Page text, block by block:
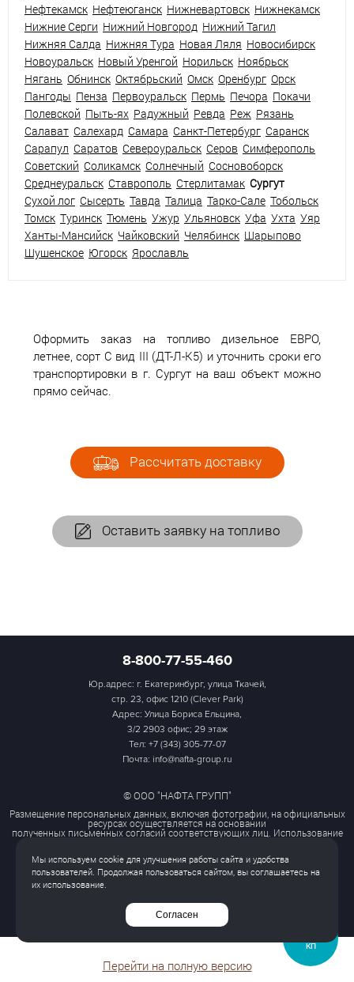
Нефтекамск Нефтеюганск Нижневартовск Нижнекамск
Нижние Серги Нижний Новгород Нижний Тагил
Нижняя Салда Нижняя Тура Новая Ляля Новосибирск
Новоуральск Новый Уренгой Норильск Ноябрьск
Нягань Обнинск Октябрьский Омск Оренбург Орск
Пангоды Пенза Первоуральск Пермь Печора Покачи
Полевской Пыть-ях Радужный Ревда Реж Рязань
Салават Салехард Самара Санкт-Петербург Саранск
Сарапул Саратов Североуральск Серов Симферополь
Советский Соликамск Солнечный Сосновоборск
Среднеуральск Ставрополь Стерлитамак Сургут
Сухой лог Сысерть Тавда Талица Тарко-Сале Тобольск
Томск Туринск Тюмень Ужур Ульяновск Уфа Ухта Уяр
Ханты-Мансийск Чайковский Челябинск Шарыпово
Шушенское Югорск Ярославль
Оформить заказ на топливо дизельное ЕВРО,
летнее, сорт С вид III (ДТ-Л-К5) и уточнить сроки его
транспортировки в г. Сургут на ваш объект можно
прямо сейчас.
Рассчитать доставку
Оставить заявку на топливо
8-800-77-55-460
Юр.адрес: г. Екатеринбург, улица Ткачей,
стр. 23, офис 1210 (Clever Park)
Адрес: Улица Бориса Ельцина,
3/2 2903 офис; 29 этаж
Тел: +7 (343) 305-77-07
Почта: info@nafta-group.ru
© ООО "НАФТА ГРУПП"
Размещение персональных данных, включая фотографии, на официальных
ресурсах осуществляется на основании
полученных письменных согласий соответствующих лиц. Использование
Политика обработки персональных данных
Согласие на обработку персональных данных
Перейти на полную версию
КП
Мы используем cookie для улучшения работы сайта и удобства
пользователей. Продолжая пользоваться сайтом, вы соглашаетесь на
их использование.
Согласен